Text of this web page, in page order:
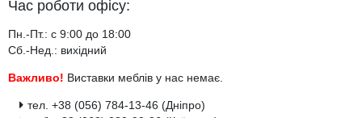
Час роботи офісу:
Пн.-Пт.: с 9:00 до 18:00
Сб.-Нед.: вихідний
Важливо! Виставки меблів у нас немає.
тел. +38 (056) 784-13-46 (Дніпро)